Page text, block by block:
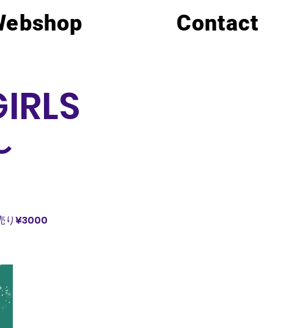
Contact
り¥3000